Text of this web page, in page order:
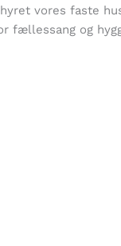
vores faste
fællessang og